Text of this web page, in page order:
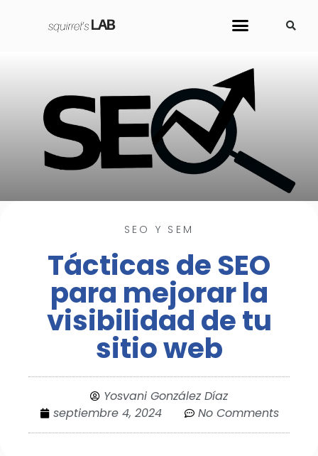
SEO Y SEM
Tácticas de SEO
para mejorar la
visibilidad de tu
sitio web
Yosvani González Díaz
septiembre 4, 2024
No Comments